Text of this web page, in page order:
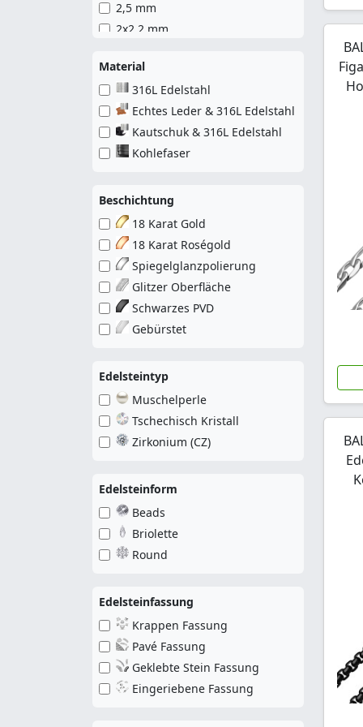
Seilkette
Serpentine Kette
Venezianer Kette
Venezianer Kette Rund
Prince of Wales Kette
2,5 mm
2x2,2 mm
3x1,2 mm
4 mm
5 mm
6 mm
7 mm
Material
316L Edelstahl
Echtes Leder & 316L Edelstahl
Kautschuk & 316L Edelstahl
Kohlefaser
Beschichtung
18 Karat Gold
18 Karat Roségold
Spiegelglanzpolierung
Glitzer Oberfläche
Schwarzes PVD
Gebürstet
Edelsteintyp
Muschelperle
Tschechisch Kristall
Zirkonium (CZ)
Edelsteinform
Beads
Briolette
Round
Edelsteinfassung
Krappen Fassung
Pavé Fassung
Geklebte Stein Fassung
Eingeriebene Fassung